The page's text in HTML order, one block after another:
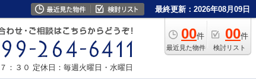
最終更新：2026年08月09日
00件
最近見た物件
00件
検討リスト
：３０ 定休日：毎週火曜日・水曜日